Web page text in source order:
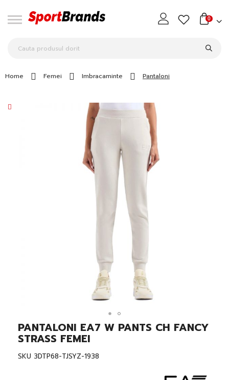
0
Home Femei Imbracaminte Pantaloni
Skip
to
the
beginning
of
PANTALONI EA7 W PANTS CH FANCY
STRASS FEMEI
SKU 3DTP68-TJSYZ-1938